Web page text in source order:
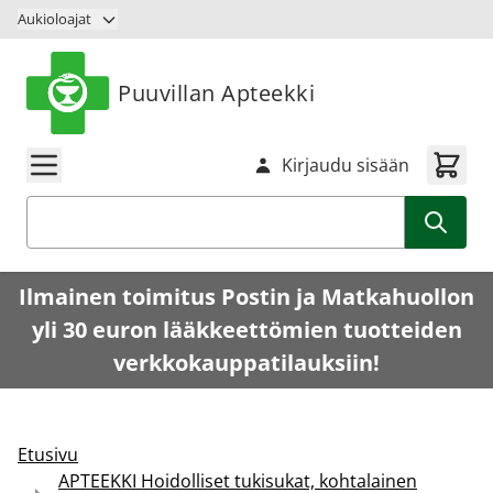
Siirry sisältöön
Aukioloajat
Puuvillan Apteekki
Kirjaudu sisään
Ilmainen toimitus Postin ja Matkahuollon
yli 30 euron lääkkeettömien tuotteiden
verkkokauppatilauksiin!
Etusivu
APTEEKKI Hoidolliset tukisukat, kohtalainen